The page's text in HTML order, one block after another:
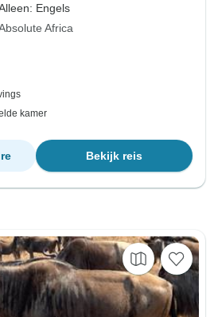
Engels
Africa
kamer
Bekijk reis